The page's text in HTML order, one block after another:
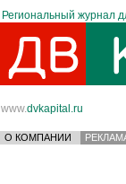
Региональный журнал
www.dvkapital.ru
О КОМПАНИИ